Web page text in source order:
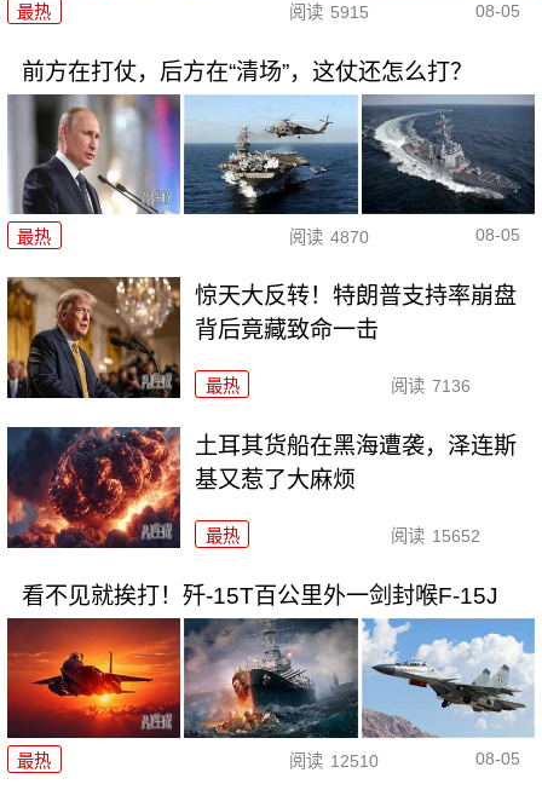
最热 阅读 5915 08-05
前方在打仗，后方在“清场”，这仗还怎么打？
最热 阅读 4870 08-05
惊天大反转！特朗普支持率崩盘
背后竟藏致命一击
最热 阅读 7136
土耳其货船在黑海遭袭，泽连斯
基又惹了大麻烦
最热 阅读 15652
看不见就挨打！歼-15T百公里外一剑封喉F-15J
最热 阅读 12510 08-05